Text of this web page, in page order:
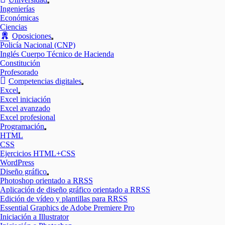
Mostrar
Ingenierías
Económicas
Ciencias
Oposiciones
Mostrar
el
submenú
Policía Nacional (CNP)
Inglés Cuerpo Técnico de Hacienda
Constitución
Profesorado
Competencias digitales
Mostrar
Excel
Mostrar
el
submenú
Excel iniciación
Excel avanzado
Excel profesional
Programación
Mostrar
HTML
CSS
Ejercicios HTML+CSS
WordPress
Diseño gráfico
Mostrar
el
submenú
Photoshop orientado a RRSS
Aplicación de diseño gráfico orientado a RRSS
Edición de vídeo y plantillas para RRSS
Essential Graphics de Adobe Premiere Pro
Iniciación a Illustrator